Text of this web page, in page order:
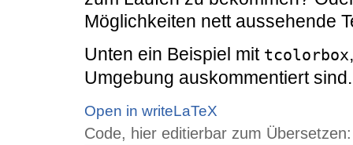
Möglichkeiten nett aussehende
Unten ein Beispiel mit tcolorbox
Umgebung auskommentiert sind.
Open in writeLaTeX
Code, hier editierbar zum Übersetzen: